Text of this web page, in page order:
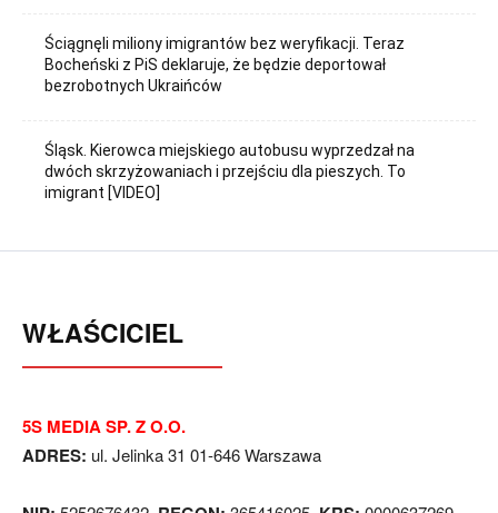
Ściągnęli miliony imigrantów bez weryfikacji. Teraz
Bocheński z PiS deklaruje, że będzie deportował
bezrobotnych Ukraińców
Śląsk. Kierowca miejskiego autobusu wyprzedzał na
dwóch skrzyżowaniach i przejściu dla pieszych. To
imigrant [VIDEO]
WŁAŚCICIEL
5S MEDIA SP. Z O.O.
ADRES: ul. Jelinka 31 01-646 Warszawa